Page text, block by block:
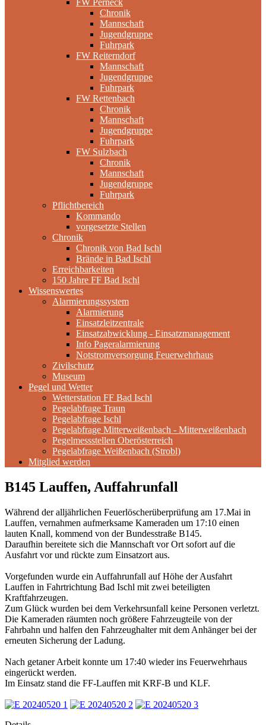
FW Perneck
Chronik
Mannschaft
Jugendgruppe
Fuhrpark
FW Reiterndorf
Mannschaft
Jugendgruppe
Fuhrpark
FW Rettenbach
Chronik
Mannschaft
Jugendgruppe
Fuhrpark
FW Sulzbach
Chronik
Mannschaft
Jugendgruppe
Fuhrpark
Pflichtbereich
Kommando
vorgesetzte Stellen
Chronik
Chronik von Bad Ischl
Brände in Bad Ischl
Erreichbarkeiten
150 Jahre FF Bad Ischl
Wissenswertes
Alarmierungssystem
Alarmierung
Einsatzleitzentrale
Einsatzabwicklung - Einsatzmanagement
Info Pageralarmierung
Notstromversorgung Feuerwehrhaus
Zivilschutz
Museum
Pegel und Wetter
Wetterstation FF Bad Ischl
Pegelabfrage Traun
Pegelabfrage Ischl
Pegelabfrage Mitterweißenbach - Mitterweißenbach
Pegelmessstellen Oberösterreich
Pegelabfrage Weißenbach (Strobl)
Mitglied werden
B145 Lauffen, Auffahrunfall
Während der alljährlichen Feuerlöscherüberprüfung am 17.Mai in
Lauffen, vernahmen aufmerksame Kameraden um 17:10 einen
lauten Knall, kommend von der Bundesstraße B145.
Daraufhin bereitete sich die Mannschaft vor Ort sofort auf die
Ausfahrt vor und rückte zum Einsatzort aus.
Vorgefunden wurde ein Auffahrunfall auf Höhe der Ausfahrt
Lauffen in Fahrtrichtung Bad Ischl mit zwei beteiligten
Kraftfahrzeugen.
Zum Glück wurden bei dem Verkehrsunfall keine Personen verletzt.
Die Kameraden räumten noch größere Fahrzeugteile von der
Fahrbahn und halfen den Fahrzeughalter mit dem Anhänger bei der
erneuten Sicherung der Ladung.
Nach getaner Arbeit konnte um 17:40 wieder ins Feuerwehrhaus
eingerückt werden.
Im Einsatz stand die FF-Lauffen mit KRF-B und KLF.